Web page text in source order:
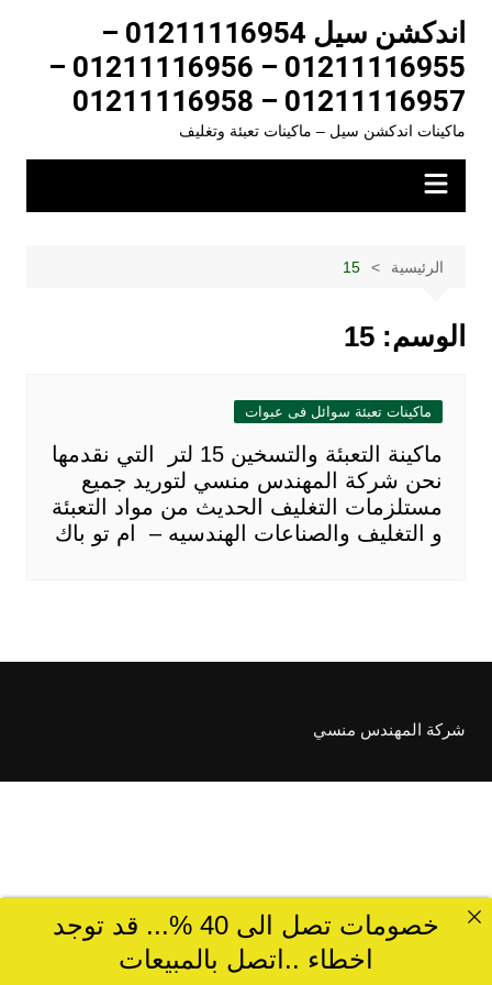
المحتوى
اندكشن سيل 01211116954 –
01211116955 – 01211116956 –
01211116957 – 01211116958
ماكينات اندكشن سيل – ماكينات تعبئة وتغليف
الرئيسية 15
الوسم: 15
ماكينات تعبئة سوائل فى عبوات
ماكينة التعبئة والتسخين 15 لتر التي نقدمها
نحن شركة المهندس منسي لتوريد جميع
مستلزمات التغليف الحديث من مواد التعبئة
و التغليف والصناعات الهندسيه – ام تو باك
شركة المهندس منسي
خصومات تصل الى 40 %... قد توجد
اخطاء ..اتصل بالمبيعات